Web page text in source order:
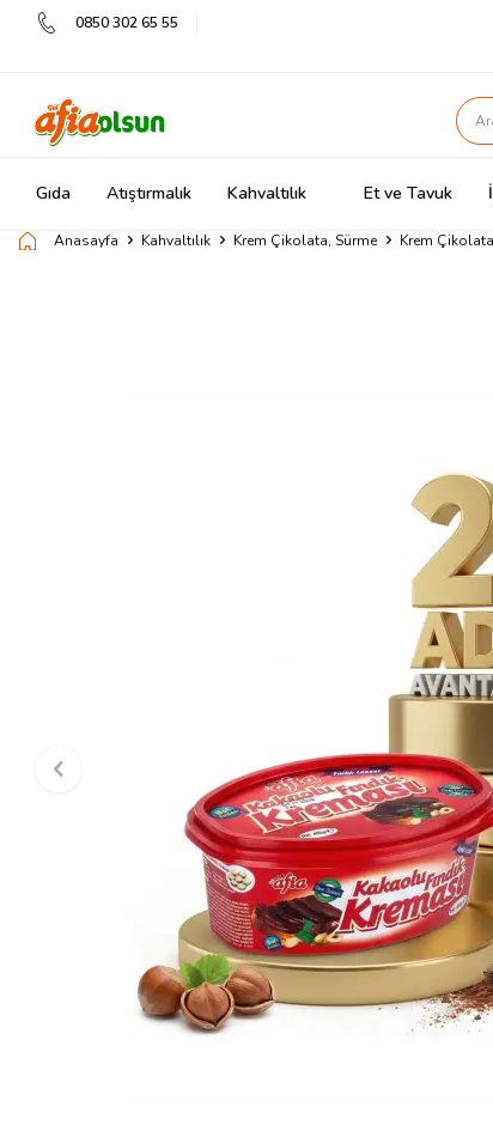
0850 302 65 55
Gıda Atıştırmalık Kahvaltılık Et ve Tavuk
Anasayfa Kahvaltılık Krem Çikolata, Sürme Krem Çikolata